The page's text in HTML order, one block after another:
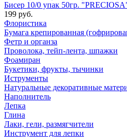
Бисер 10/0 упак 50гр.
199 руб.
Флористика
Бумага крепированная
Фетр и органза
Проволока, тейп-лента, шпажки
Фоамиран
Букетики, фрукты, тычинки
Иструменты
Натуральные декоративные
Наполнитель
Лепка
Глина
Лаки, гели, размягчители
Инструмент для лепки